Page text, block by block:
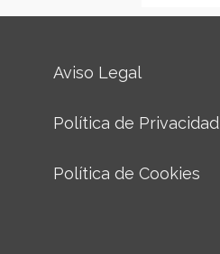
Aviso Legal
Política de Privacidad
Política de Cookies